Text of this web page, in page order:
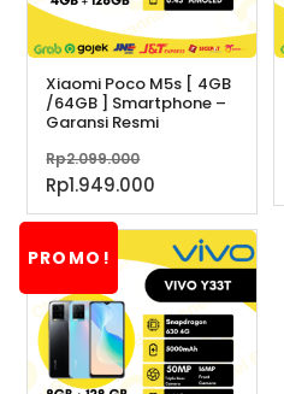
Xiaomi Poco M5s [ 4GB
/64GB ] Smartphone –
Garansi Resmi
Rp2.099.000
aslinya
adalah:
Rp2.099.000.
Rp1.949.000
saat
ini
adalah:
Rp1.949.000.
PROMO!